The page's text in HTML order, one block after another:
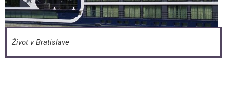
Život v Bratislave